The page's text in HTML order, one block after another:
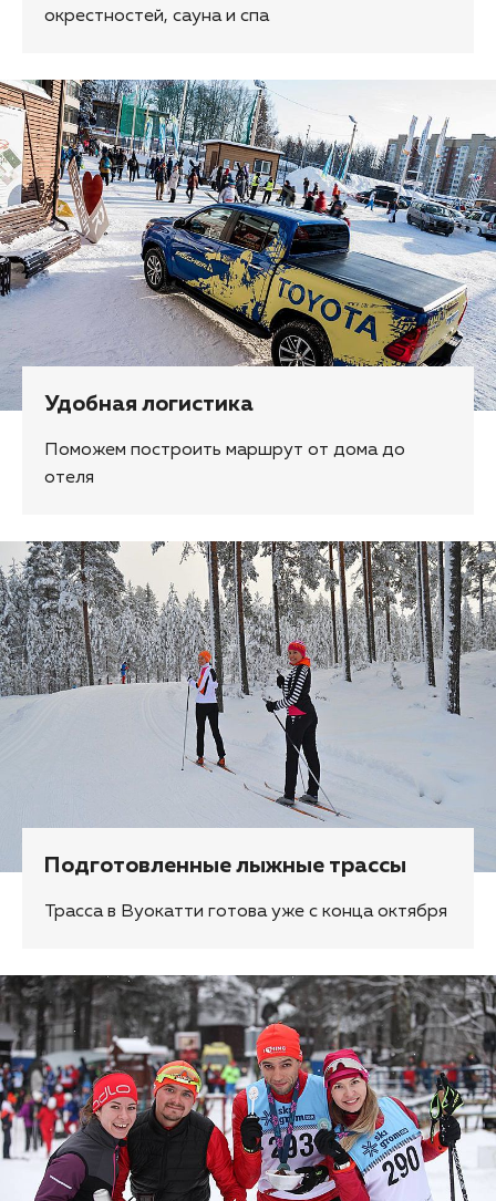
окрестностей, сауна и спа
Удобная логистика
Поможем построить маршрут от дома до
отеля
Подготовленные лыжные трассы
Трасса в Вуокатти готова уже с конца октября